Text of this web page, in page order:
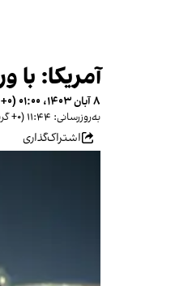
آمریکا:
۸ آبان ۱۴۰۳، ۰۱:۰۰ (‎+۰ گرینویچ)
به‌روزرسانی: ۱۱:۴۴ (‎+۰ گرینویچ)
اشتراک‌گذاری